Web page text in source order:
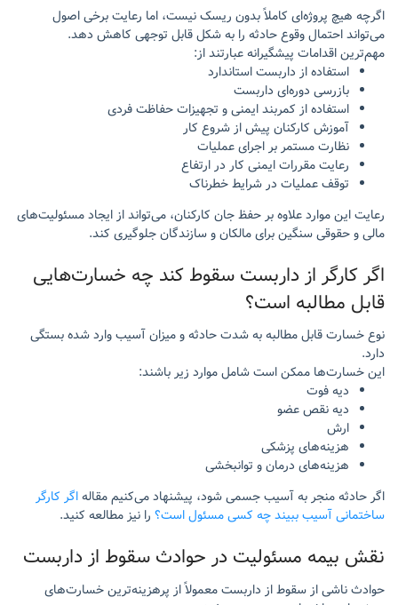
اگرچه هیچ پروژه‌ای کاملاً بدون ریسک نیست، اما رعایت برخی اصول
می‌تواند احتمال وقوع حادثه را به شکل قابل توجهی کاهش دهد.
مهم‌ترین اقدامات پیشگیرانه عبارتند از:
استفاده از داربست استاندارد
بازرسی دوره‌ای داربست
استفاده از کمربند ایمنی و تجهیزات حفاظت فردی
آموزش کارکنان پیش از شروع کار
نظارت مستمر بر اجرای عملیات
رعایت مقررات ایمنی کار در ارتفاع
توقف عملیات در شرایط خطرناک
رعایت این موارد علاوه بر حفظ جان کارکنان، می‌تواند از ایجاد مسئولیت‌های
مالی و حقوقی سنگین برای مالکان و سازندگان جلوگیری کند.
اگر کارگر از داربست سقوط کند چه خسارت‌هایی
قابل مطالبه است؟
نوع خسارت قابل مطالبه به شدت حادثه و میزان آسیب وارد شده بستگی
دارد.
این خسارت‌ها ممکن است شامل موارد زیر باشند:
دیه فوت
دیه نقص عضو
ارش
هزینه‌های پزشکی
هزینه‌های درمان و توانبخشی
اگر حادثه منجر به آسیب جسمی شود، پیشنهاد می‌کنیم مقالهاگر کارگر
ساختمانی آسیب ببیند چه کسی مسئول است؟ را نیز مطالعه کنید.
نقش بیمه مسئولیت در حوادث سقوط از داربست
حوادث ناشی از سقوط از داربست معمولاً از پرهزینه‌ترین خسارت‌های